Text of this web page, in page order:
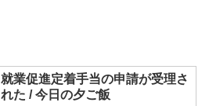
就業促進定着手当の申請が受理さ
れた / 今日の夕ご飯